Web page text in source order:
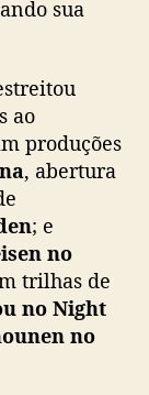
sua
ao
produções
, abertura
; e
no
trilhas de
no Night
no